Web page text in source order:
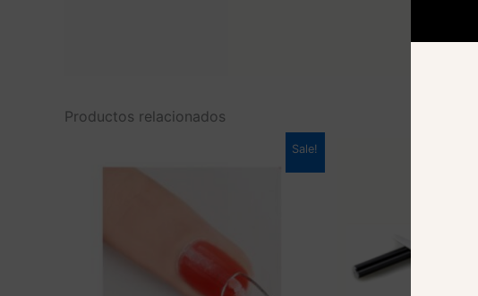
Productos relacionados
Sale!